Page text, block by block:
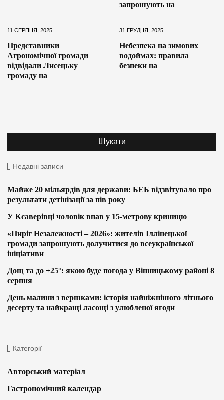
запрошують на
11 СЕРПНЯ, 2025
Представники
Агрономічної громади
відвідали Лисецьку
громаду на
31 ГРУДНЯ, 2025
Небезпека на зимових
водоймах: правила
безпеки на
Недавні записи
Майже 20 мільярдів для держави: БЕБ відзвітувало про
результати детінізації за пів року
У Ксаверівці чоловік впав у 15-метрову криницю
«Пиріг Незалежності – 2026»: жителів Іллінецької
громади запрошують долучитися до всеукраїнської
ініціативи
Дощ та до +25°: якою буде погода у Вінницькому районі 8
серпня
День малини з вершками: історія найніжнішого літнього
десерту та найкращі ласощі з улюбленої ягоди
Категорії
Авторський матеріал
Гастрономічний календар